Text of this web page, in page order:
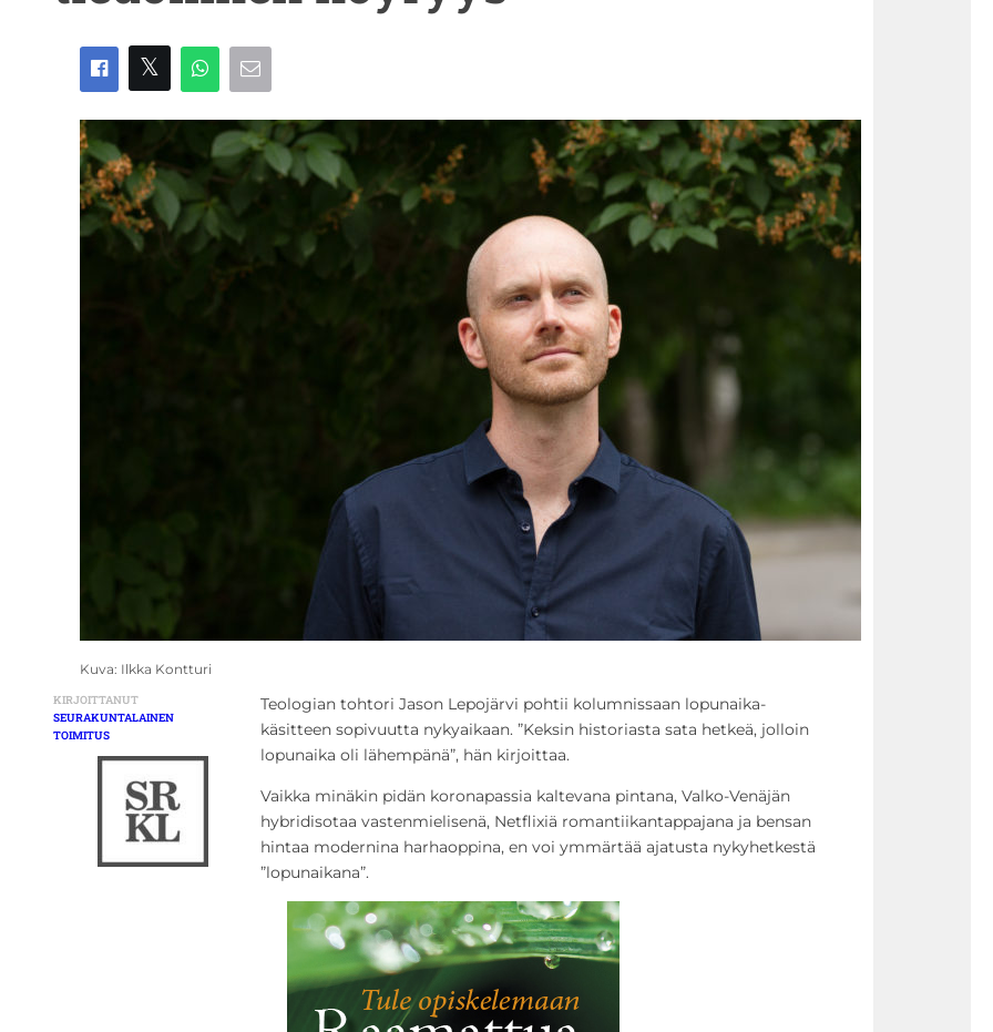
Kuva: Ilkka Kontturi
KIRJOITTANUT
SEURAKUNTALAINEN
TOIMITUS
Teologian tohtori Jason Lepojärvi pohtii kolumnissaan lopunaika-
käsitteen sopivuutta nykyaikaan. ”Keksin historiasta sata hetkeä, jolloin
lopunaika oli lähempänä”, hän kirjoittaa.
Vaikka minäkin pidän koronapassia kaltevana pintana, Valko-Venäjän
hybridisotaa vastenmielisenä, Netflixiä romantiikantappajana ja bensan
hintaa modernina harhaoppina, en voi ymmärtää ajatusta nykyhetkestä
”lopunaikana”.